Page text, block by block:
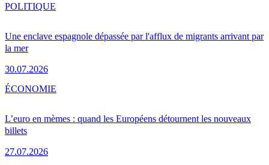
Une enclave espagnole dépassée par l'afflux de migrants arrivant par
la mer
30.07.2026
POLITIQUE
L’euro en mèmes : quand les Européens détournent les nouveaux
billets
27.07.2026
ÉCONOMIE